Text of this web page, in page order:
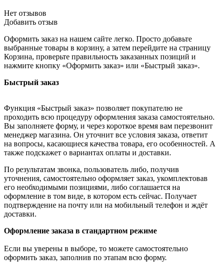
Нет отзывов
Добавить отзыв
Оформить заказ на нашем сайте легко. Просто добавьте
выбранные товары в корзину, а затем перейдите на страницу
Корзина, проверьте правильность заказанных позиций и
нажмите кнопку «Оформить заказ» или «Быстрый заказ».
Быстрый заказ
Функция «Быстрый заказ» позволяет покупателю не
проходить всю процедуру оформления заказа самостоятельно.
Вы заполняете форму, и через короткое время вам перезвонит
менеджер магазина. Он уточнит все условия заказа, ответит
на вопросы, касающиеся качества товара, его особенностей. А
также подскажет о вариантах оплаты и доставки.
По результатам звонка, пользователь либо, получив
уточнения, самостоятельно оформляет заказ, укомплектовав
его необходимыми позициями, либо соглашается на
оформление в том виде, в котором есть сейчас. Получает
подтверждение на почту или на мобильный телефон и ждёт
доставки.
Оформление заказа в стандартном режиме
Если вы уверены в выборе, то можете самостоятельно
оформить заказ, заполнив по этапам всю форму.